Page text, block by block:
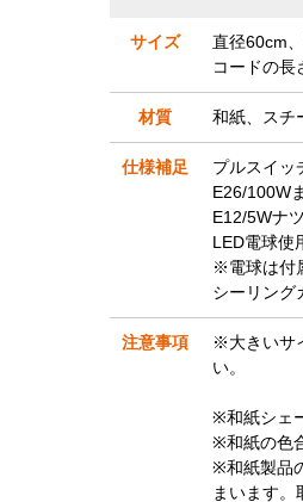
サイズ
直径60cm
コードの長
材質 和紙、スチ
仕様補足
プルスイ
E26/100W
E12/5Wナ
LED電球使
※電球は付
シーリング
注意事項
※大きいサ
い。
※和紙シェ
※和紙の色
※和紙製品
まいます。